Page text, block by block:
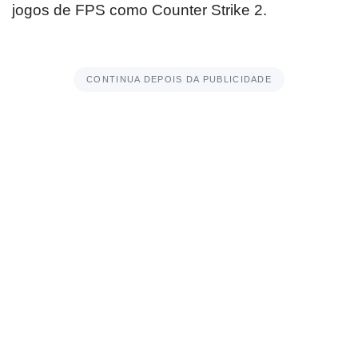
jogos de FPS como Counter Strike 2.
CONTINUA DEPOIS DA PUBLICIDADE